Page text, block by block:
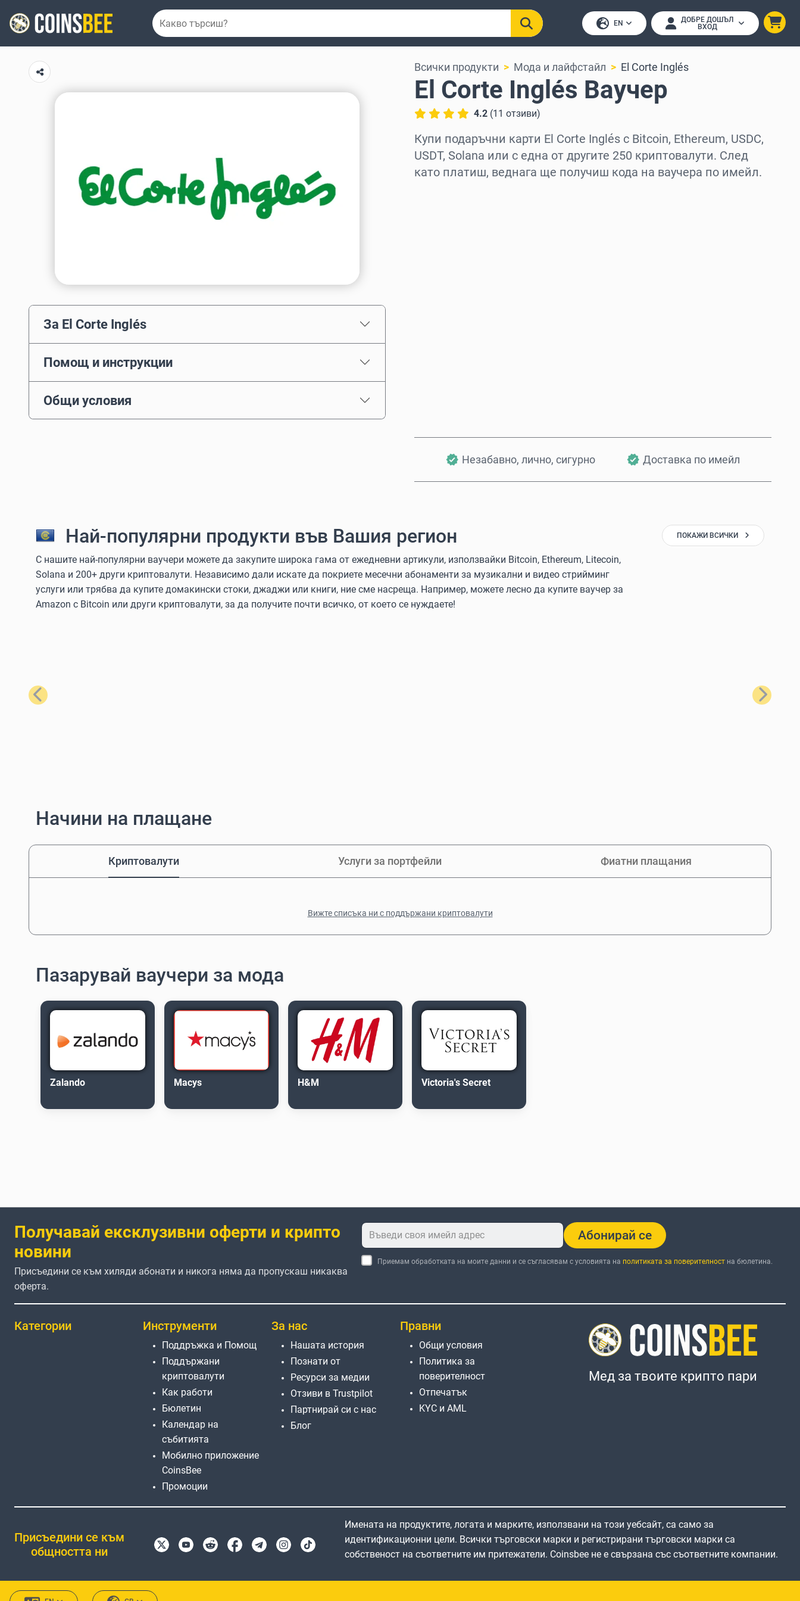
EN
ДОБРЕ ДОШЪЛ
ВХОД
За El Corte Inglés
Помощ и инструкции
Общи условия
Всички продукти Мода и лайфстайл El Corte Inglés
El Corte Inglés Ваучер
4.2 (11 отзиви)
Купи подаръчни карти El Corte Inglés с Bitcoin, Ethereum, USDC,
USDT, Solana или с една от другите 250 криптовалути. След
като платиш, веднага ще получиш кода на ваучера по имейл.
Незабавно, лично, сигурно Доставка по имейл
Най-популярни продукти във Вашия регион
С нашите най-популярни ваучери можете да закупите широка гама от ежедневни артикули, използвайки Bitcoin, Ethereum, Litecoin,
Solana и 200+ други криптовалути. Независимо дали искате да покриете месечни абонаменти за музикални и видео стрийминг
услуги или трябва да купите домакински стоки, джаджи или книги, ние сме насреща. Например, можете лесно да купите ваучер за
Amazon с Bitcoin или други криптовалути, за да получите почти всичко, от което се нуждаете!
ПОКАЖИ ВСИЧКИ
Предишен Следващ
Начини на плащане
Криптовалути Услуги за портфейли Фиатни плащания
Вижте списъка ни с поддържани криптовалути
Пазарувай ваучери за мода
Zalando Macys H&M Victoria's Secret
Получавай ексклузивни оферти и крипто
новини
Присъедини се към хиляди абонати и никога няма да пропускаш никаква
оферта.
Абонирай се
Приемам обработката на моите данни и се съгласявам с условията на политиката за поверителностна бюлетина.
Категории Инструменти
Поддръжка и Помощ
Поддържани
криптовалути
Как работи
Бюлетин
Календар на
събитията
Мобилно приложение
CoinsBee
Промоции
За нас
Нашата история
Познати от
Ресурси за медии
Отзиви в Trustpilot
Партнирай си с нас
Блог
Правни
Общи условия
Политика за
поверителност
Отпечатък
KYC и AML
Мед за твоите крипто пари
Присъедини се към
общността ни
Имената на продуктите, логата и марките, използвани на този уебсайт, са само за
идентификационни цели. Всички търговски марки и регистрирани търговски марки са
собственост на съответните им притежатели. Coinsbee не е свързана със съответните компании.